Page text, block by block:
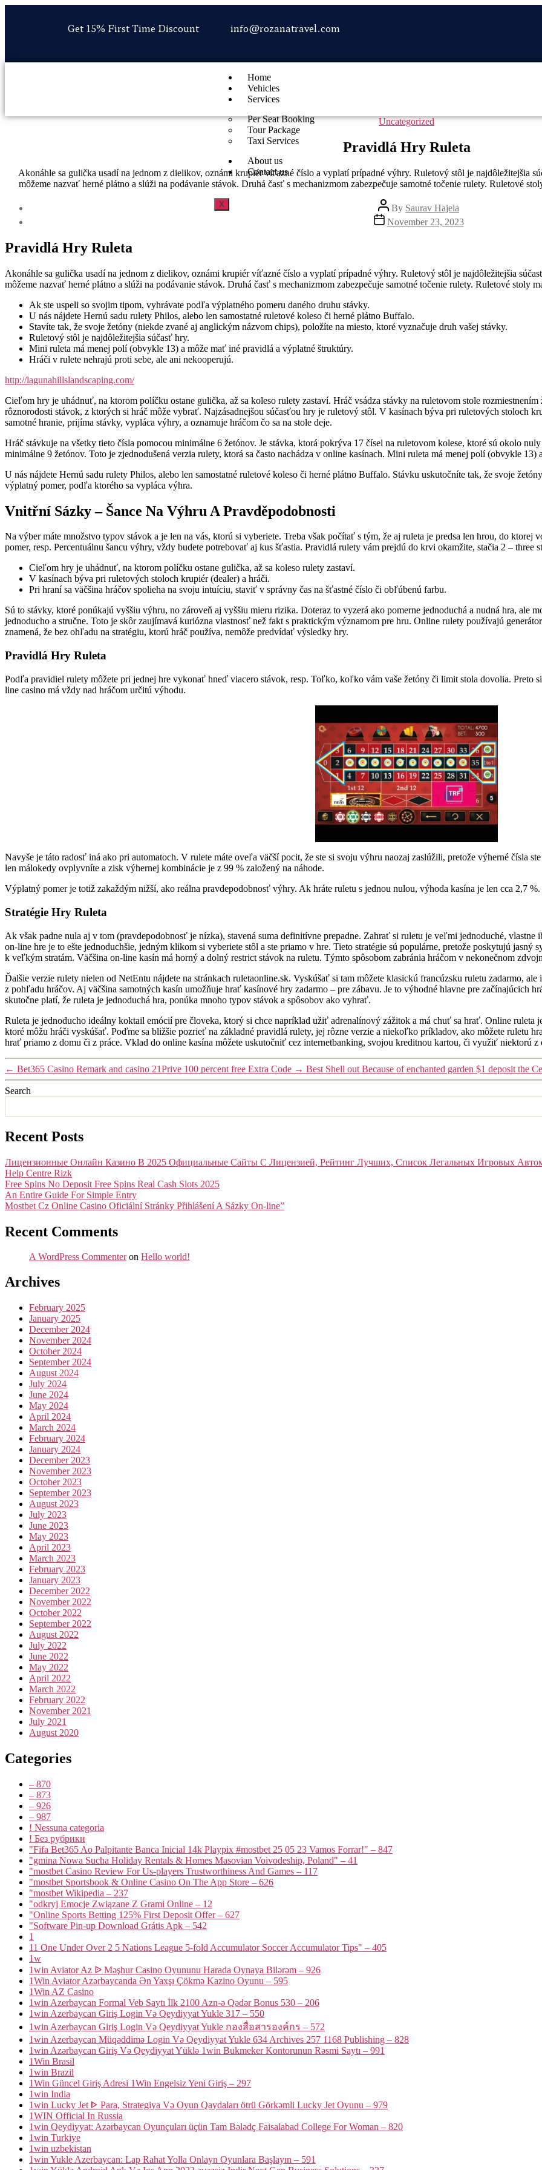
Get 15% First Time Discount info@rozanatravel.com
Home
Vehicles
Services
Per Seat Booking
Tour Package
Taxi Services
About us
Contact us
X
Uncategorized
Pravidlá Hry Ruleta
Akonáhle sa gulička usadí na jednom z dielikov, oznámi krupiér víťazné číslo a vyplatí prípadné výhry. Ruletový stôl je najdôležitejšia
môžeme nazvať herné plátno a slúži na podávanie stávok. Druhá časť s mechanizmom zabezpečuje samotné točenie rulety. Ruletové
By Saurav Hajela
November 23, 2023
Pravidlá Hry Ruleta
Akonáhle sa gulička usadí na jednom z dielikov, oznámi krupiér víťazné číslo a vyplatí prípadné výhry. Ruletový stôl je najdôležitejšia
môžeme nazvať herné plátno a slúži na podávanie stávok. Druhá časť s mechanizmom zabezpečuje samotné točenie rulety. Ruletové stoly
Ak ste uspeli so svojim tipom, vyhrávate podľa výplatného pomeru daného druhu stávky.
U nás nájdete Hernú sadu rulety Philos, alebo len samostatné ruletové koleso či herné plátno Buffalo.
Stavíte tak, že svoje žetóny (niekde zvané aj anglickým názvom chips), položíte na miesto, ktoré vyznačuje druh vašej stávky.
Ruletový stôl je najdôležitejšia súčasť hry.
Mini ruleta má menej polí (obvykle 13) a môže mať iné pravidlá a výplatné štruktúry.
Hráči v rulete nehrajú proti sebe, ale ani nekooperujú.
http://lagunahillslandscaping.com/
Cieľom hry je uhádnuť, na ktorom políčku ostane gulička, až sa koleso rulety zastaví. Hráč vsádza stávky na ruletovom stole
rôznorodosti stávok, z ktorých si hráč môže vybrať. Najzásadnejšou súčasťou hry je ruletový stôl. V kasínach býva pri ruletových stoloch
samotné hranie, prijíma stávky, vypláca výhry, a oznamuje hráčom čo sa na stole deje.
Hráč stávkuje na všetky tieto čísla pomocou minimálne 6 žetónov. Je stávka, ktorá pokrýva 17 čísel na ruletovom kolese, ktoré sú okolo
minimálne 9 žetónov. Toto je zjednodušená verzia rulety, ktorá sa často nachádza v online kasínach. Mini ruleta má menej polí (obvykle
U nás nájdete Hernú sadu rulety Philos, alebo len samostatné ruletové koleso či herné plátno Buffalo. Stávku uskutočníte tak, že svoje
výplatný pomer, podľa ktorého sa vypláca výhra.
Vnitřní Sázky – Šance Na Výhru A Pravděpodobnosti
Na výber máte množstvo typov stávok a je len na vás, ktorú si vyberiete. Treba však počítať s tým, že aj ruleta je predsa len hrou, do
pomer, resp. Percentuálnu šancu výhry, vždy budete potrebovať aj kus šťastia. Pravidlá rulety vám prejdú do krvi okamžite, stačia 2 – three
Cieľom hry je uhádnuť, na ktorom políčku ostane gulička, až sa koleso rulety zastaví.
V kasínach býva pri ruletových stoloch krupiér (dealer) a hráči.
Pri hraní sa väčšina hráčov spolieha na svoju intuíciu, staviť v správny čas na šťastné číslo či obľúbenú farbu.
Sú to stávky, ktoré ponúkajú vyššiu výhru, no zároveň aj vyššiu mieru rizika. Doteraz to vyzerá ako pomerne jednoduchá a nudná hra, ale
jednoducho a stručne. Toto je skôr zaujímavá kuriózna vlastnosť než fakt s praktickým významom pre hru. Online rulety používajú
znamená, že bez ohľadu na stratégiu, ktorú hráč používa, nemôže predvídať výsledky hry.
Pravidlá Hry Ruleta
Podľa pravidiel rulety môžete pri jednej hre vykonať hneď viacero stávok, resp. Toľko, koľko vám vaše žetóny či limit stola dovolia. Preto
line casino má vždy nad hráčom určitú výhodu.
Navyše je táto radosť iná ako pri automatoch. V rulete máte oveľa väčší pocit, že ste si svoju výhru naozaj zaslúžili, pretože výherné čísla
len málokedy ovplyvníte a zisk výhernej kombinácie je z 99 % založený na náhode.
Výplatný pomer je totiž zakaždým nižší, ako reálna pravdepodobnosť výhry. Ak hráte ruletu s jednou nulou, výhoda kasína je len cca 2,7
Stratégie Hry Ruleta
Ak však padne nula aj v tom (pravdepodobnosť je nízka), stavená suma definitívne prepadne. Zahrať si ruletu je veľmi jednoduché,
on-line hre je to ešte jednoduchšie, jedným klikom si vyberiete stôl a ste priamo v hre. Tieto stratégie sú populárne, pretože poskytujú
k veľkým stratám. Väčšina on-line kasín má horný a dolný restrict stávok na ruletu. Týmto spôsobom zabránia hráčom v nekonečnom
Ďalšie verzie rulety nielen od NetEntu nájdete na stránkach ruletaonline.sk. Vyskúšať si tam môžete klasickú francúzsku ruletu zadarmo,
z pohľadu hráčov. Aj väčšina samotných kasín umožňuje hrať kasínové hry zadarmo – pre zábavu. Je to výhodné hlavne pre začínajúcich
skutočne platí, že ruleta je jednoduchá hra, ponúka mnoho typov stávok a spôsobov ako vyhrať.
Ruleta je jednoducho ideálny koktail emócií pre človeka, ktorý si chce napríklad užiť adrenalínový zážitok a má chuť sa hrať. Online ruleta
ktoré môžu hráči vyskúšať. Poďme sa bližšie pozrieť na základné pravidlá rulety, jej rôzne verzie a niekoľko príkladov, ako môžete ruletu
hrať priamo z domu či z práce. Vklad do online kasína môžete uskutočniť cez internetbanking, svojou kreditnou kartou, či využiť niektorú z
← Bet365 Casino Remark and casino 21Prive 100 percent free Extra Code → Best Shell out Because of enchanted garden $1 deposit the
Search
Recent Posts
Лицензионные Онлайн Казино В 2025 Официальные Сайты С Лицензией, Рейтинг Лучших, Список Легальных Игровых
Help Centre Rizk
Free Spins No Deposit Free Spins Real Cash Slots 2025
An Entire Guide For Simple Entry
Mostbet Cz Online Casino Oficiální Stránky Přihlášení A Sázky On-line”
Recent Comments
A WordPress Commenteron Hello world!
Archives
February 2025
January 2025
December 2024
November 2024
October 2024
September 2024
August 2024
July 2024
June 2024
May 2024
April 2024
March 2024
February 2024
January 2024
December 2023
November 2023
October 2023
September 2023
August 2023
July 2023
June 2023
May 2023
April 2023
March 2023
February 2023
January 2023
December 2022
November 2022
October 2022
September 2022
August 2022
July 2022
June 2022
May 2022
April 2022
March 2022
February 2022
November 2021
July 2021
August 2020
Categories
– 870
– 873
– 926
– 987
! Nessuna categoria
! Без рубрики
"Fifa Bet365 Ao Palpitante Banca Inicial 14k Playpix #mostbet 25 05 23 Vamos Forrar!" – 847
"gmina Nowa Sucha Holiday Rentals & Homes Masovian Voivodeship, Poland" – 41
"mostbet Casino Review For Us-players Trustworthiness And Games – 117
"‎mostbet Sportsbook & Online Casino On The App Store – 626
"mostbet Wikipedia – 237
"odkryj Emocje Związane Z Grami Online – 12
"Online Sports Betting 125% First Deposit Offer – 627
"Software Pin-up Download Grátis Apk – 542
1
11 One Under Over 2 5 Nations League 5-fold Accumulator Soccer Accumulator Tips" – 405
1w
1win Aviator Az ᐉ Məşhur Casino Oyununu Harada Oynaya Bilərəm – 926
1Win Aviator Azərbaycanda Ən Yaxşı Çökmə Kazino Oyunu – 595
1Win AZ Casino
1win Azerbaycan Formal Veb Saytı İlk 2100 Azn-ə Qədər Bonus 530 – 206
1win Azerbaycan Giriş Login Və Qeydiyyat Yukle 317 – 550
1win Azerbaycan Giriş Login Və Qeydiyyat Yukle กองสื่อสารองค์กร – 572
1win Azerbaycan Müqəddimə Login Və Qeydiyyat Yukle 634 Archives 257 1168 Publishing – 828
1win Azərbaycan Giriş Və Qeydiyyat Yüklə 1win Bukmeker Kontorunun Rəsmi Saytı – 991
1Win Brasil
1win Brazil
1Win Güncel Giriş Adresi 1Win Engelsiz Yeni Giriş – 297
1win India
1win Lucky Jet ᐈ Para, Strategiya Və Oyun Qaydaları ötrü Görkəmli Lucky Jet Oyunu – 979
1WIN Official In Russia
1win Qeydiyyat: Azərbaycan Oyunçuları üçün Tam Bələdç Faisalabad College For Woman – 820
1win Turkiye
1win uzbekistan
1win Yukle Azerbaycan: Lap Rahat Yolla Onlayn Oyunlara Başlayın – 591